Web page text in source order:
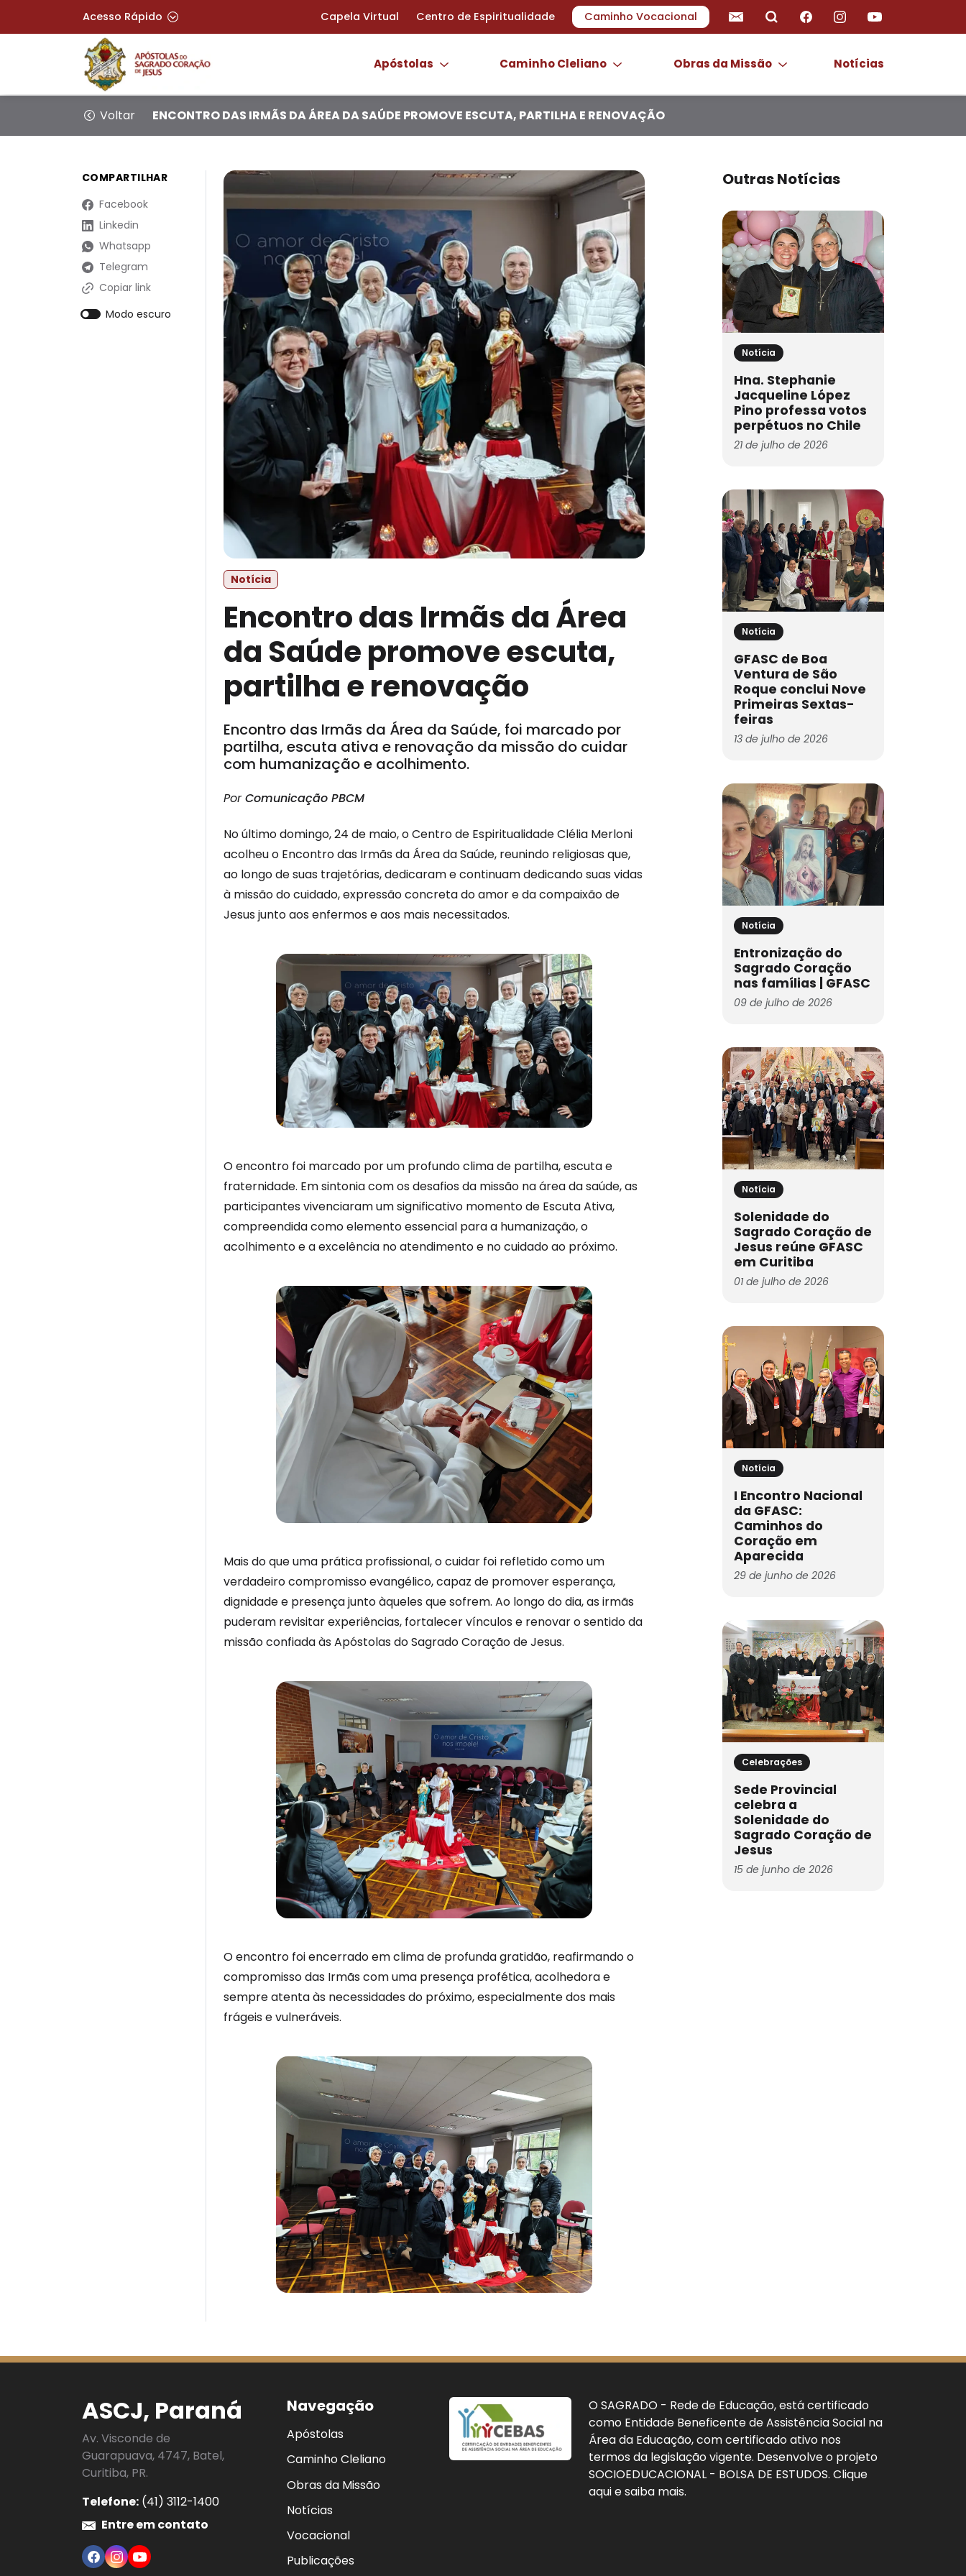
Acesso Rápido Capela Virtual Centro de Espiritualidade Caminho Vocacional
Apóstolas Caminho Cleliano Obras da Missão Notícias
Voltar ENCONTRO DAS IRMÃS DA ÁREA DA SAÚDE PROMOVE ESCUTA, PARTILHA E RENOVAÇÃO
COMPARTILHAR
Facebook
Linkedin
Whatsapp
Telegram
Copiar link
Modo escuro
Notícia
Encontro das Irmãs da Área
da Saúde promove escuta,
partilha e renovação
Encontro das Irmãs da Área da Saúde, foi marcado por
partilha, escuta ativa e renovação da missão do cuidar
com humanização e acolhimento.
PorComunicação PBCM
No último domingo, 24 de maio, o Centro de Espiritualidade Clélia Merloni
acolheu o Encontro das Irmãs da Área da Saúde, reunindo religiosas que,
ao longo de suas trajetórias, dedicaram e continuam dedicando suas vidas
à missão do cuidado, expressão concreta do amor e da compaixão de
Jesus junto aos enfermos e aos mais necessitados.
O encontro foi marcado por um profundo clima de partilha, escuta e
fraternidade. Em sintonia com os desafios da missão na área da saúde, as
participantes vivenciaram um significativo momento de Escuta Ativa,
compreendida como elemento essencial para a humanização, o
acolhimento e a excelência no atendimento e no cuidado ao próximo.
Mais do que uma prática profissional, o cuidar foi refletido como um
verdadeiro compromisso evangélico, capaz de promover esperança,
dignidade e presença junto àqueles que sofrem. Ao longo do dia, as irmãs
puderam revisitar experiências, fortalecer vínculos e renovar o sentido da
missão confiada às Apóstolas do Sagrado Coração de Jesus.
O encontro foi encerrado em clima de profunda gratidão, reafirmando o
compromisso das Irmãs com uma presença profética, acolhedora e
sempre atenta às necessidades do próximo, especialmente dos mais
frágeis e vulneráveis.
Outras Notícias
Notícia
Hna. Stephanie
Jacqueline López
Pino professa votos
perpétuos no Chile
21 de julho de 2026
Notícia
GFASC de Boa
Ventura de São
Roque conclui Nove
Primeiras Sextas-
feiras
13 de julho de 2026
Notícia
Entronização do
Sagrado Coração
nas famílias | GFASC
09 de julho de 2026
Notícia
Solenidade do
Sagrado Coração de
Jesus reúne GFASC
em Curitiba
01 de julho de 2026
Notícia
I Encontro Nacional
da GFASC:
Caminhos do
Coração em
Aparecida
29 de junho de 2026
Celebrações
Sede Provincial
celebra a
Solenidade do
Sagrado Coração de
Jesus
15 de junho de 2026
ASCJ, Paraná
Av. Visconde de
Guarapuava, 4747, Batel,
Curitiba, PR.
Telefone: (41) 3112-1400
Entre em contato
Navegação
Apóstolas
Caminho Cleliano
Obras da Missão
Notícias
Vocacional
Publicações
O SAGRADO - Rede de Educação, está certificado
como Entidade Beneficente de Assistência Social na
Área da Educação, com certificado ativo nos
termos da legislação vigente. Desenvolve o projeto
SOCIOEDUCACIONAL - BOLSA DE ESTUDOS. Clique
aqui e saiba mais.